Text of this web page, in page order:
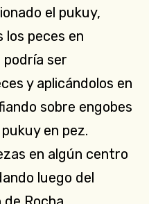
el pukuy,
los peces en
ser
y aplicándolos en
sobre engobes
en pez.
en algún centro
luego del